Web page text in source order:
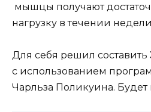
мышцы получают
нагрузку в течении
Для себя решил составить
с использованием
Чарльза Поликуина. Будет